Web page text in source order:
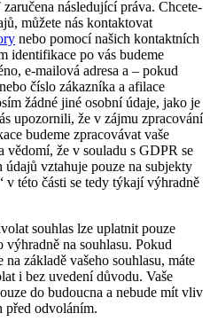
následující práva. Chcete-
můžete nás kontaktovat
nebo pomocí našich kontaktních
identifikace po vás budeme
e-mailová adresa a – pokud
číslo zákazníka a afilace
žádné jiné osobní údaje, jako je
upozornili, že v zájmu zpracování
budeme zpracovávat vaše
vědomí, že v souladu s GDPR se
údajů vztahuje pouze na subjekty
v této části se tedy týkají výhradně
souhlas lze uplatnit pouze
výhradně na souhlasu. Pokud
základě vašeho souhlasu, máte
i bez uvedení důvodu. Vaše
do budoucna a nebude mít vliv
před odvoláním.